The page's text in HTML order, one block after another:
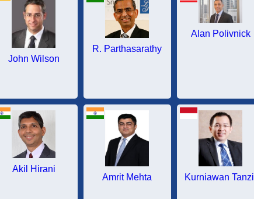
John Wilson
R. Parthasarathy
Alan Polivnick
Akil Hirani
Amrit Mehta Kurniawan Tanzil